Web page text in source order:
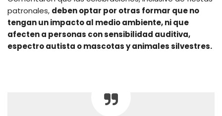
patronales, deben optar por otras formar que no
tengan un impacto al medio ambiente, ni que
afecten a personas con sensibilidad auditiva,
espectro autista o mascotas y animales silvestres.